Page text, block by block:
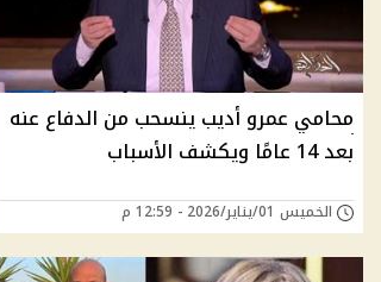
محامي عمرو أديب ينسحب من الدفاع عنه
بعد 14 عامًا ويكشف الأسباب
الخميس 01/يناير/2026 - 12:59 م